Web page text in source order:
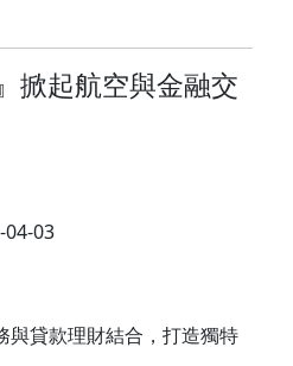
掀起航空與金融交
04-03
與貸款理財結合，打造獨特